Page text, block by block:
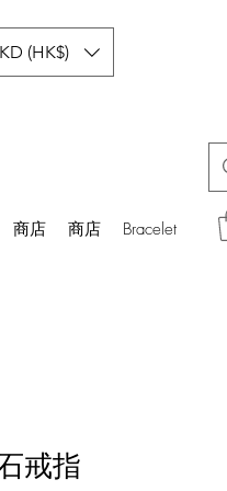
商店 商店 Bracelet
(HK$)
戒指